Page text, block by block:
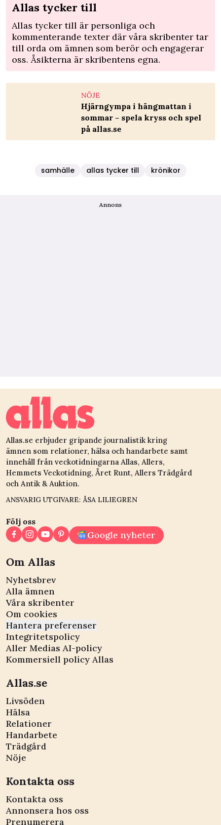
Allas tycker till
Allas tycker till är personliga och
kommenterande texter där våra skribenter tar
till orda om ämnen som berör och engagerar
oss. Åsikterna är skribentens egna.
NÖJE
Hjärngympa i hängmattan i
sommar – spela kryss och spel
på allas.se
samhälle allas tycker till krönikor
Annons
Allas.se erbjuder gripande journalistik kring
ämnen som relationer, hälsa och handarbete samt
innehåll från veckotidningarna Allas, Allers,
Hemmets Veckotidning, Året Runt, Allers Trädgård
och Antik & Auktion.
ANSVARIG UTGIVARE: ÅSA LILIEGREN
Följ oss
Google nyheter
Om Allas
Nyhetsbrev
Alla ämnen
Våra skribenter
Om cookies
Hantera preferenser
Integritetspolicy
Aller Medias AI-policy
Kommersiell policy Allas
Allas.se
Livsöden
Hälsa
Relationer
Handarbete
Trädgård
Nöje
Kontakta oss
Kontakta oss
Annonsera hos oss
Prenumerera